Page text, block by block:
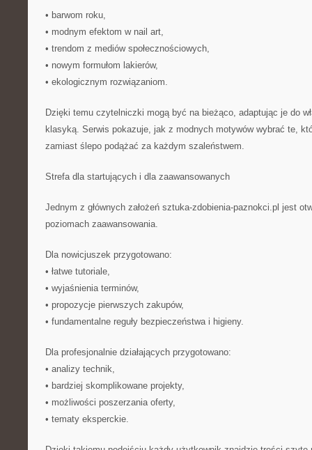
• barwom roku,
• modnym efektom w nail art,
• trendom z mediów społecznościowych,
• nowym formułom lakierów,
• ekologicznym rozwiązaniom.
Dzięki temu czytelniczki mogą być na bieżąco, adaptując je do
klasyką. Serwis pokazuje, jak z modnych motywów wybrać te,
zamiast ślepo podążać za każdym szaleństwem.
Strefa dla startujących i dla zaawansowanych
Jednym z głównych założeń sztuka-zdobienia-paznokci.pl jest
poziomach zaawansowania.
Dla nowicjuszek przygotowano:
• łatwe tutoriale,
• wyjaśnienia terminów,
• propozycje pierwszych zakupów,
• fundamentalne reguły bezpieczeństwa i higieny.
Dla profesjonalnie działających przygotowano:
• analizy technik,
• bardziej skomplikowane projekty,
• możliwości poszerzania oferty,
• tematy eksperckie.